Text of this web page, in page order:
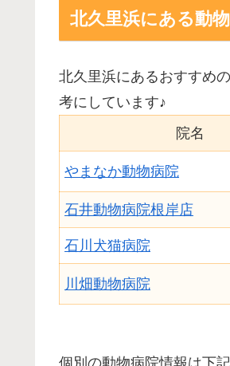
北久里浜にある動
北久里浜にあるおすすめ
考にしています♪
院名
やまなか動物病院
石井動物病院根岸店
石川犬猫病院
川畑動物病院
個別の動物病院情報は下